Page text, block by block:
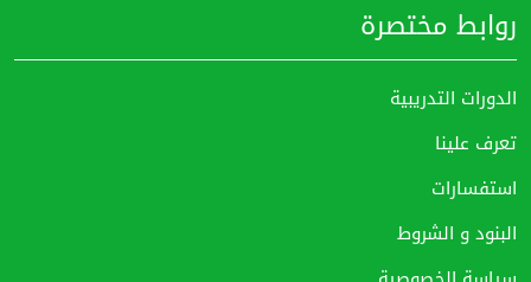
روابط مختصرة
الدورات التدريبية
تعرف علينا
استفسارات
البنود و الشروط